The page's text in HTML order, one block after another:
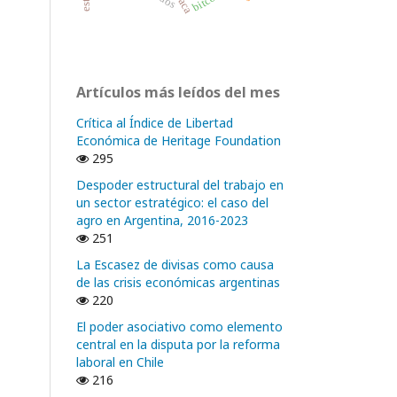
Artículos más leídos del mes
Crítica al Índice de Libertad
Económica de Heritage Foundation
295
Despoder estructural del trabajo en
un sector estratégico: el caso del
agro en Argentina, 2016-2023
251
La Escasez de divisas como causa
de las crisis económicas argentinas
220
El poder asociativo como elemento
central en la disputa por la reforma
laboral en Chile
216